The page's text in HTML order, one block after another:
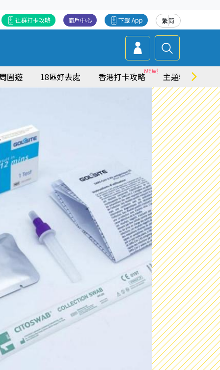
繁简
下載 App
商戶中心
社群打卡攻略
圍遊 18區好去處 香港打卡攻略 主題特集